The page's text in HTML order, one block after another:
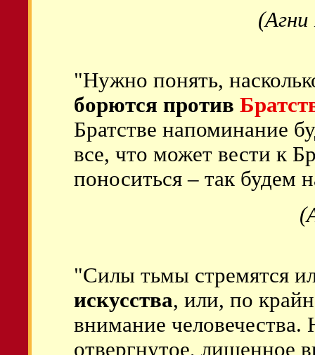
"Нужно понять,
борются против
Братстве напоминание
все, что может вести к
поноситься – так будем
"Силы тьмы стремятся
искусства, или, по
внимание
отвергнутое, лишенное